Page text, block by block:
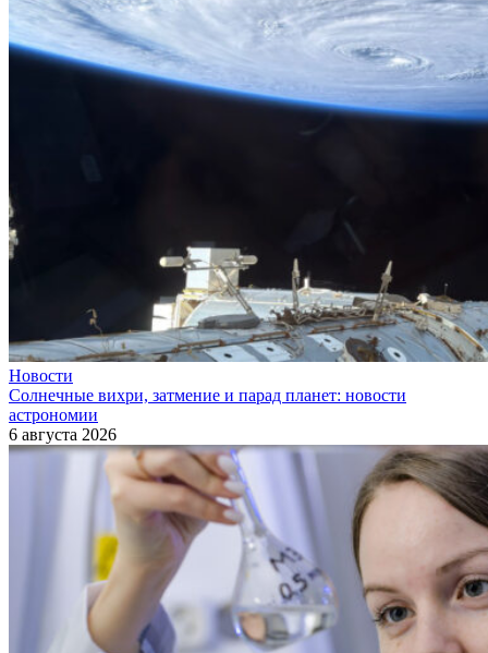
Новости
Солнечные вихри, затмение и парад планет: новости
астрономии
6 августа 2026